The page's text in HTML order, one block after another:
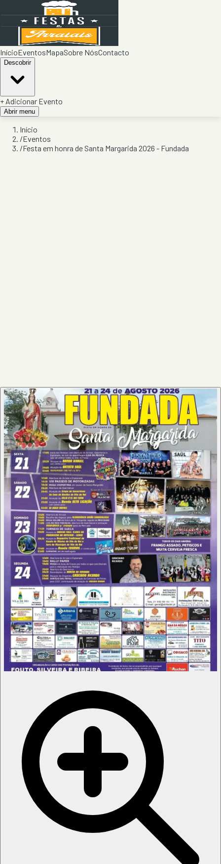
InícioEventosMapaSobre NósContacto
Descobrir
+ Adicionar Evento
Abrir menu
Início
/Eventos
/Festa em honra de Santa Margarida 2026 - Fundada